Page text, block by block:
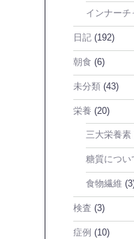
インナーチ
日記 (192)
朝食 (6)
未分類 (43)
栄養 (20)
三大栄養素
糖質につい
食物繊維
検査 (3)
症例 (10)